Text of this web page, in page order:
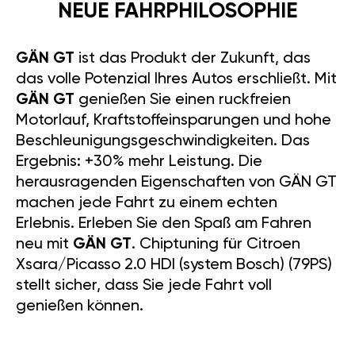
NEUE FAHRPHILOSOPHIE
GÄN GT ist das Produkt der Zukunft, das
das volle Potenzial Ihres Autos erschließt. Mit
GÄN GT genießen Sie einen ruckfreien
Motorlauf, Kraftstoffeinsparungen und hohe
Beschleunigungsgeschwindigkeiten. Das
Ergebnis: +30% mehr Leistung. Die
herausragenden Eigenschaften von GÄN GT
machen jede Fahrt zu einem echten
Erlebnis. Erleben Sie den Spaß am Fahren
neu mit GÄN GT. Chiptuning für Citroen
Xsara/Picasso 2.0 HDI (system Bosch) (79PS)
stellt sicher, dass Sie jede Fahrt voll
genießen können.